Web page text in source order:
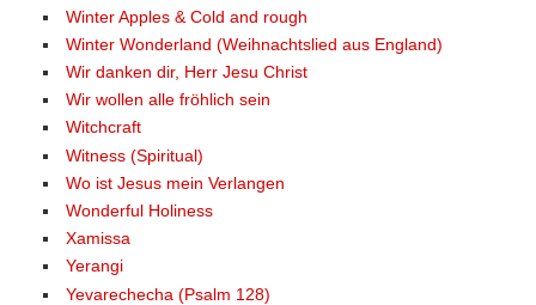
Winter Apples & Cold and rough
Winter Wonderland (Weihnachtslied aus England)
Wir danken dir, Herr Jesu Christ
Wir wollen alle fröhlich sein
Witchcraft
Witness (Spiritual)
Wo ist Jesus mein Verlangen
Wonderful Holiness
Xamissa
Yerangi
Yevarechecha (Psalm 128)